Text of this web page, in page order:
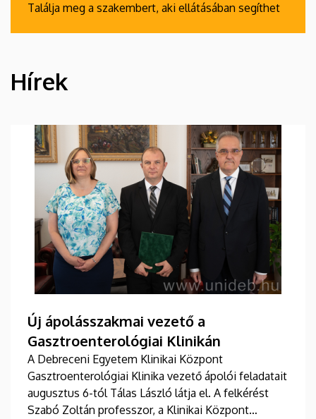
Találja meg a szakembert, aki ellátásában segíthet
HÍREK
Hírek
Új ápolásszakmai vezető a
Gasztroenterológiai Klinikán
A Debreceni Egyetem Klinikai Központ
Gasztroenterológiai Klinika vezető ápolói feladatait
augusztus 6-tól Tálas László látja el. A felkérést
Szabó Zoltán professzor, a Klinikai Központ